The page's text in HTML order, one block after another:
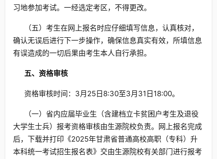
习地参加考试。一经选定考区，不得更改。
（五）考生在网上报名时应仔细填写信息，认真核对，
确认无误后进行下一步操作，确保信息真实有效，所填信息
有误造成的一切后果由考生本人自行承担。
五、资格审核
资格审核时间：3月25日8:30至3月31日18:00。
（一）省内应届毕业生（含建档立卡贫困户考生及退役
大学生士兵）报考资格审核由生源院校负责。网上报名完成
后，下载并打印《2025年甘肃省普通高校高职（专科）升
本科统一考试招生报名表》交由生源院校有关部门进行报考